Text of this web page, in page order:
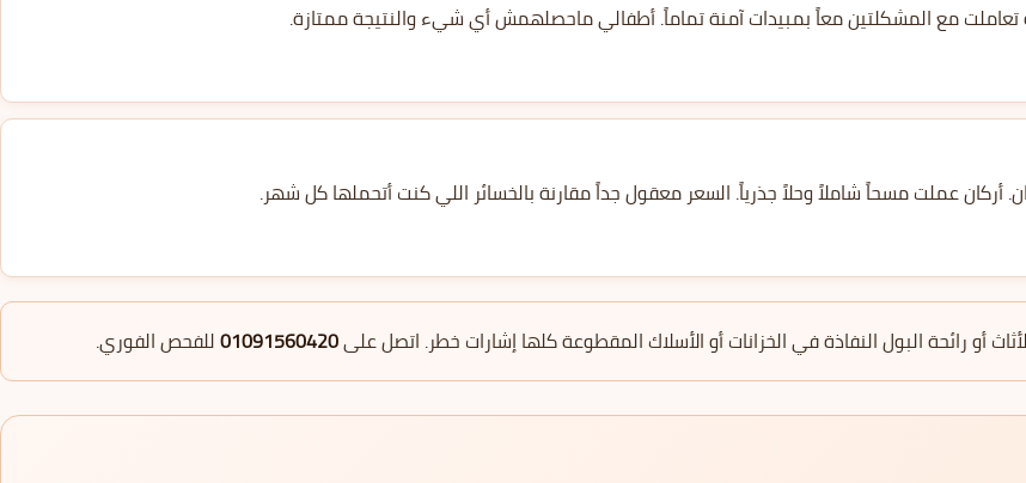
مع المشكلتين معاً بمبيدات آمنة تماماً. أطفالي ماحصلهمش أي شيء والنتيجة ممتازة.
عملت مسحاً شاملاً وحلاً جذرياً. السعر معقول جداً مقارنة بالخسائر اللي كنت أتحملها كل شهر.
أو رائحة البول النفاذة في الخزانات أو الأسلاك المقطوعة كلها إشارات خطر. اتصل على01091560420للفحص الفوري.